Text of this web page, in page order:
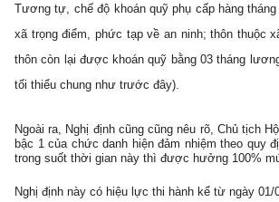
Tương tự, chế độ khoán quỹ phụ cấp hàng
xã trọng điểm, phức tạp về an ninh; thôn thuộc
thôn còn lại được khoán quỹ bằng 03 tháng
tối thiểu chung như trước đây).
Ngoài ra, Nghị định cũng cũng nêu rõ, Chủ tịch
bậc 1 của chức danh hiện đảm nhiệm theo quy
trong suốt thời gian này thì được hưởng 100%
Nghị định này có hiệu lực thi hành kể từ ngày 01/